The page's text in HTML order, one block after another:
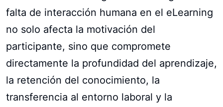
falta de interacción humana en el eLearning
no solo afecta la motivación del
participante, sino que compromete
directamente la profundidad del aprendizaje,
la retención del conocimiento, la
transferencia al entorno laboral y la